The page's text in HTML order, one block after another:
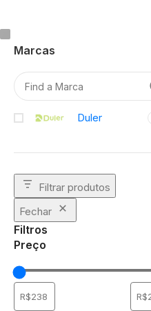
Marcas
Duler
Filtrar produtos
Fechar
Filtros
Preço